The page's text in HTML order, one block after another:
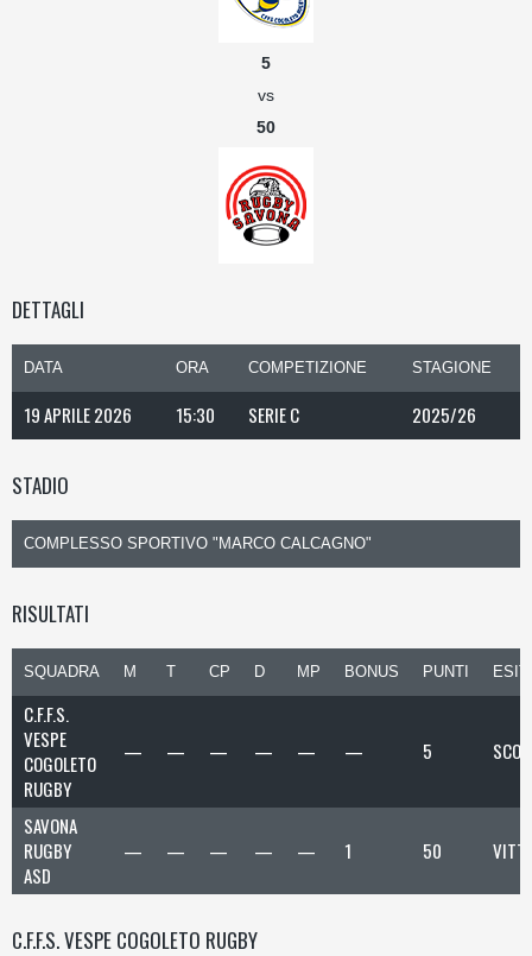
5
vs
50
DETTAGLI
DATA ORA COMPETIZIONE STAGIONE
19 APRILE 2026 15:30 SERIE C 2025/26
STADIO
COMPLESSO SPORTIVO "MARCO CALCAGNO"
RISULTATI
SQUADRA M T CP D MP BONUS PUNTI
C.F.F.S.
VESPE
COGOLETO
RUGBY
— — — — — — 5
SAVONA
RUGBY
ASD
— — — — — 1 50
C.F.F.S. VESPE COGOLETO RUGBY